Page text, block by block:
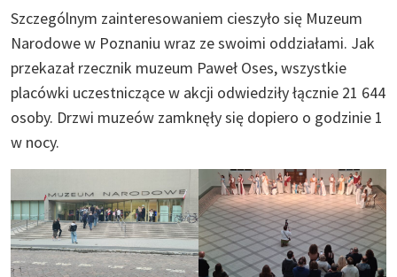
Szczególnym zainteresowaniem cieszyło się Muzeum
Narodowe w Poznaniu wraz ze swoimi oddziałami. Jak
przekazał rzecznik muzeum Paweł Oses, wszystkie
placówki uczestniczące w akcji odwiedziły łącznie 21 644
osoby. Drzwi muzeów zamknęły się dopiero o godzinie 1
w nocy.